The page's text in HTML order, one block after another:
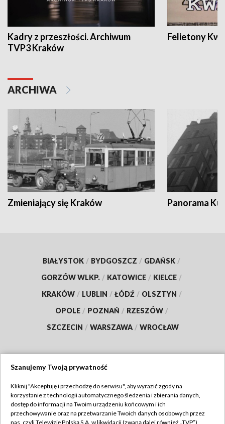
Kadry z przeszłości. Archiwum
TVP3 Kraków
Felietony
ARCHIWA
Zmieniający się Kraków Panorama
BIAŁYSTOK / BYDGOSZCZ / GDAŃSK /
GORZÓW WLKP. / KATOWICE / KIELCE /
KRAKÓW / LUBLIN / ŁÓDŹ / OLSZTYN /
OPOLE / POZNAŃ / RZESZÓW /
SZCZECIN / WARSZAWA / WROCŁAW
TVP
Abonament TVP
Regulamin TVP
Szanujemy Twoją prywatność
Kliknij "Akceptuję i przechodzę do serwisu", aby wyrazić zgody na
korzystanie z technologii automatycznego śledzenia i zbierania danych,
dostęp do informacji na Twoim urządzeniu końcowym i ich
przechowywanie oraz na przetwarzanie Twoich danych osobowych przez
nas, czyli Telewizję Polską S.A. w likwidacji (zwaną dalej również „TVP”),